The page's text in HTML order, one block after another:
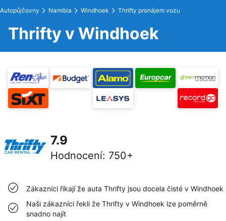
Autopůjčovny Namibia Windhoek Thrifty pronájem vozu
Thrifty v Windhoek
7.9
Hodnocení: 750+
Zákazníci říkají že auta Thrifty jsou docela čisté v Windhoek
Naši zákazníci řekli že Thrifty v Windhoek lze poměrně
snadno najít